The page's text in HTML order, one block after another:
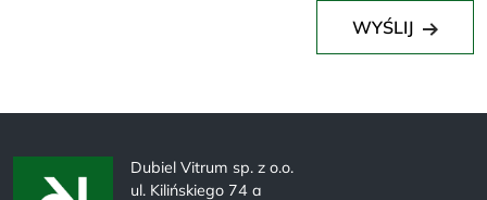
WYŚLIJ
Dubiel Vitrum sp. z o.o.
ul. Kilińskiego 74 a